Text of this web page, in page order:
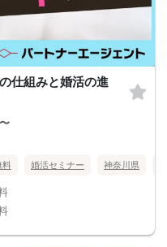
仕組みと婚活の進
料 婚活セミナー 神奈川県